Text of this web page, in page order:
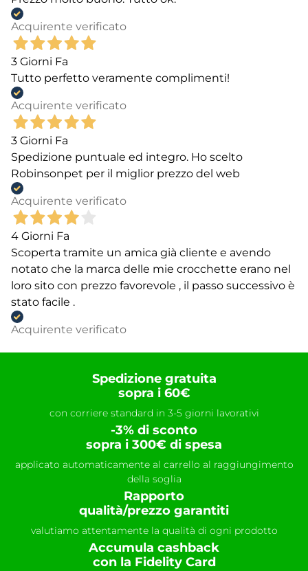
Acquirente verificato
3 Giorni Fa
Tutto perfetto veramente complimenti!
Acquirente verificato
3 Giorni Fa
Spedizione puntuale ed integro. Ho scelto
Robinsonpet per il miglior prezzo del web
Acquirente verificato
4 Giorni Fa
Scoperta tramite un amica già cliente e avendo
notato che la marca delle mie crocchette erano nel
loro sito con prezzo favorevole , il passo successivo è
stato facile .
Acquirente verificato
Spedizione gratuita
sopra i 60€
con corriere standard in 3-5 giorni lavorativi
-3% di sconto
sopra i 300€ di spesa
applicato automaticamente al carrello al raggiungimento
della soglia
Rapporto
qualità/prezzo garantiti
valutiamo attentamente la qualità di ogni prodotto
Accumula cashback
con la Fidelity Card